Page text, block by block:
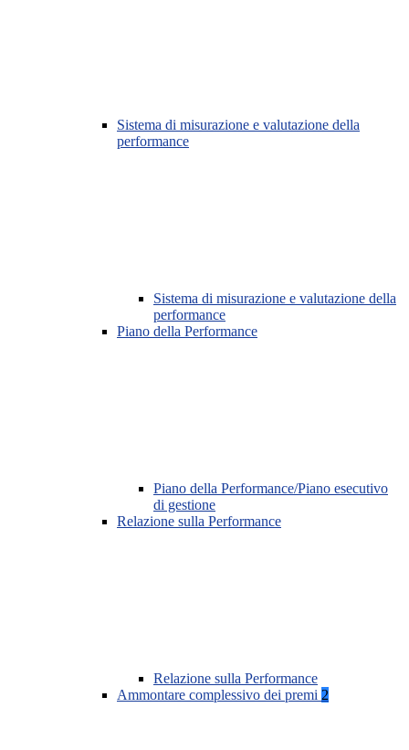
Sistema di misurazione e valutazione della
performance
Sistema di misurazione e valutazione della
performance
Piano della Performance
Piano della Performance/Piano esecutivo
di gestione
Relazione sulla Performance
Relazione sulla Performance
Ammontare complessivo dei premi 2